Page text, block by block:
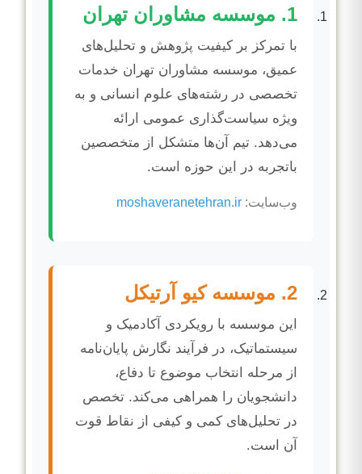
1. موسسه مشاوران تهران
با تمرکز بر کیفیت پژوهش و تحلیل‌های
عمیق، موسسه مشاوران تهران خدمات
تخصصی در رشته‌های علوم انسانی و به
ویژه سیاست‌گذاری عمومی ارائه
می‌دهد. تیم آن‌ها متشکل از متخصصین
باتجربه در این حوزه است.
وب‌سایت: moshaveranetehran.ir
2. موسسه کیو آرتیکل
این موسسه با رویکردی آکادمیک و
سیستماتیک، در فرآیند نگارش پایان‌نامه
از مرحله انتخاب موضوع تا دفاع،
دانشجویان را همراهی می‌کند. تخصص
در تحلیل‌های کمی و کیفی از نقاط قوت
آن است.